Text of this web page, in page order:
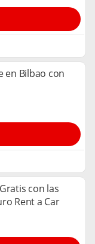
en Bilbao con
con las
Rent a Car